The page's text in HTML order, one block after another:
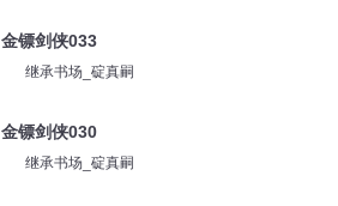
金镖剑侠033
继承书场_碇真嗣
金镖剑侠030
继承书场_碇真嗣